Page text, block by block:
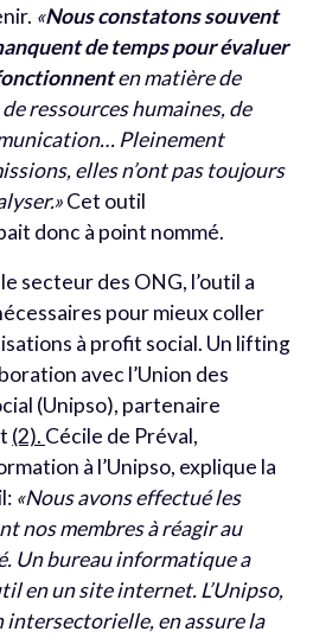
«Nous constatons souvent
de temps pour évaluer
en matière de
ressources humaines, de
Pleinement
elles n’ont pas toujours
Cet outil
donc à point nommé.
secteur des ONG, l’outil a
pour mieux coller
à profit social. Un lifting
avec l’Union des
(Unipso), partenaire
(2). Cécile de Préval,
à l’Unipso, explique la
«Nous avons effectué les
nos membres à réagir au
Un bureau informatique a
en un site internet. L’Unipso,
en assure la